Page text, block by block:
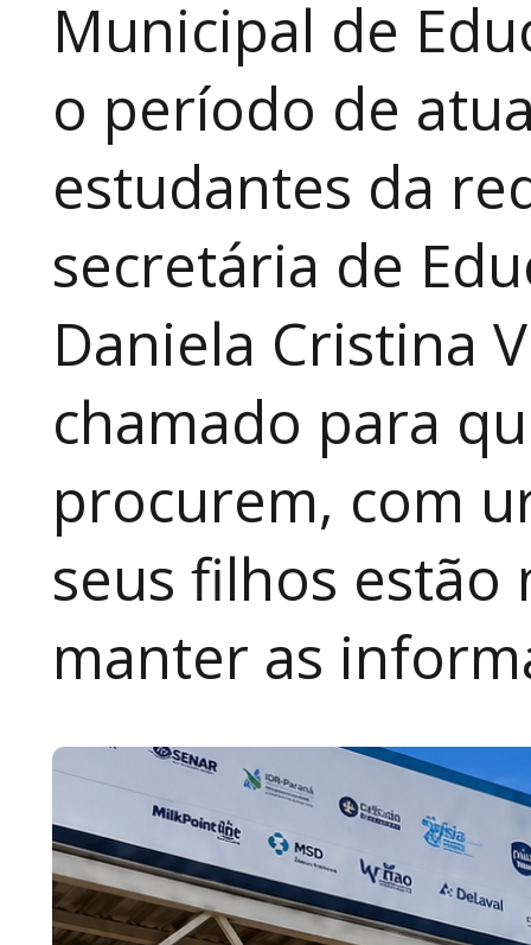
Municipal de
o período de
estudantes da
secretária de
Daniela Cristina
chamado para
procurem, com
seus filhos
manter as